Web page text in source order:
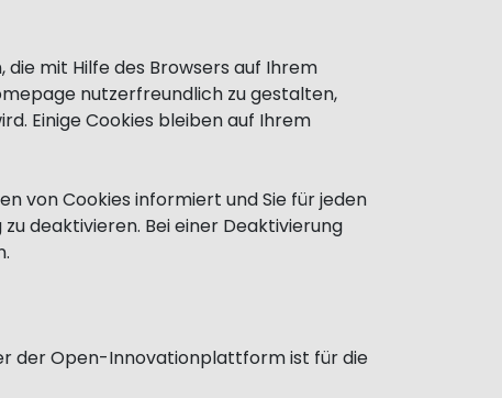
mit Hilfe des Browsers auf Ihrem
nutzerfreundlich zu gestalten,
Einige Cookies bleiben auf Ihrem
von Cookies informiert und Sie für jeden
deaktivieren. Bei einer Deaktivierung
der Open-Innovationplattform ist für die